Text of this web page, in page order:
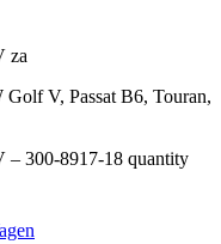
za
V, Passat B6, Touran,
300-8917-18 quantity